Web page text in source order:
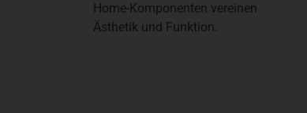
Home-Komponenten vereinen
Ästhetik und Funktion.